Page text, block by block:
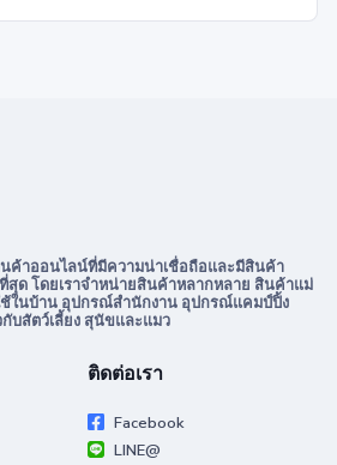
นค้าออนไลน์ที่มีความน่าเชื่อถือและมีสินค้า
สุด โดยเราจำหน่ายสินค้าหลากหลาย สินค้าแม่
ในบ้าน อุปกรณ์สำนักงาน อุปกรณ์แคมป์ปิ้ง
บสัตว์เลี้ยง สุนัขและแมว
ติดต่อเรา
Facebook
LINE@